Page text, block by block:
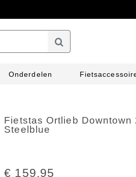
Onderdelen
Fietstas Ortlieb Downtown
Steelblue
€ 159,95